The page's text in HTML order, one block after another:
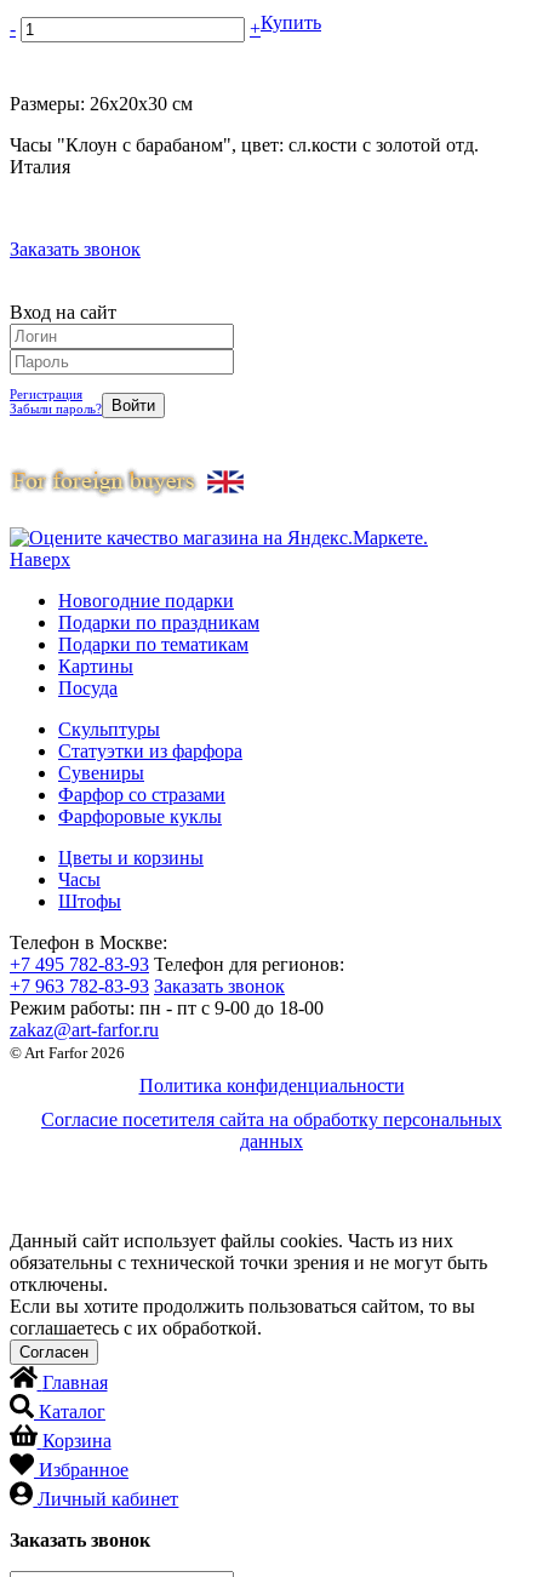
- +Купить
Размеры: 26х20х30 см
Часы "Клоун с барабаном", цвет: сл.кости с золотой отд.
Италия
Заказать звонок
Вход на сайт
Регистрация
Забыли пароль?
Наверх
Новогодние подарки
Подарки по праздникам
Подарки по тематикам
Картины
Посуда
Скульптуры
Статуэтки из фарфора
Сувениры
Фарфор со стразами
Фарфоровые куклы
Цветы и корзины
Часы
Штофы
Телефон в Москве:
+7 495 782-83-93 Телефон для регионов:
+7 963 782-83-93 Заказать звонок
Режим работы: пн - пт c 9-00 до 18-00
zakaz@art-farfor.ru
© Art Farfor 2026
Политика конфиденциальности
Согласие посетителя сайта на обработку персональных
данных
Данный сайт использует файлы cookies. Часть из них
обязательны с технической точки зрения и не могут быть
отключены.
Если вы хотите продолжить пользоваться сайтом, то вы
соглашаетесь с их обработкой.
Главная
Каталог
Корзина
Избранное
Личный кабинет
Заказать звонок